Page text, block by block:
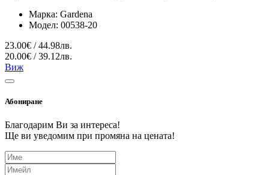
Марка: Gardena
Модел: 00538-20
23.00€ / 44.98лв.
20.00€ / 39.12лв.
Виж
Абониране
Благодарим Ви за интереса!
Ще ви уведомим при промяна на цената!